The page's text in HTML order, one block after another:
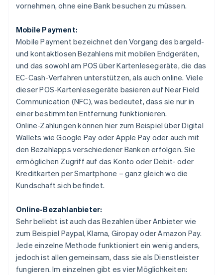
vornehmen, ohne eine Bank besuchen zu müssen.
Mobile Payment:
Mobile Payment bezeichnet den Vorgang des bargeld-
und kontaktlosen Bezahlens mit mobilen Endgeräten,
und das sowohl am POS über Kartenlesegeräte, die das
EC-Cash-Verfahren unterstützen, als auch online. Viele
dieser POS-Kartenlesegeräte basieren auf Near Field
Communication (NFC), was bedeutet, dass sie nur in
einer bestimmten Entfernung funktionieren.
Online-Zahlungen können hier zum Beispiel über Digital
Wallets wie Google Pay oder Apple Pay oder auch mit
den Bezahlapps verschiedener Banken erfolgen. Sie
ermöglichen Zugriff auf das Konto oder Debit- oder
Kreditkarten per Smartphone – ganz gleich wo die
Kundschaft sich befindet.
Online-Bezahlanbieter:
Sehr beliebt ist auch das Bezahlen über Anbieter wie
zum Beispiel Paypal, Klarna, Giropay oder Amazon Pay.
Jede einzelne Methode funktioniert ein wenig anders,
jedoch ist allen gemeinsam, dass sie als Dienstleister
fungieren. Im einzelnen gibt es vier Möglichkeiten: